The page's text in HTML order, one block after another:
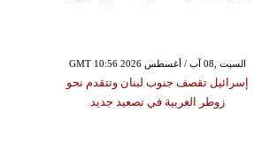
GMT 10:56 2026 السبت ,08 آب / أغسطس
إسرائيل تقصف جنوب لبنان وتتقدم نحو
زوطر الغربية في تصعيد جديد